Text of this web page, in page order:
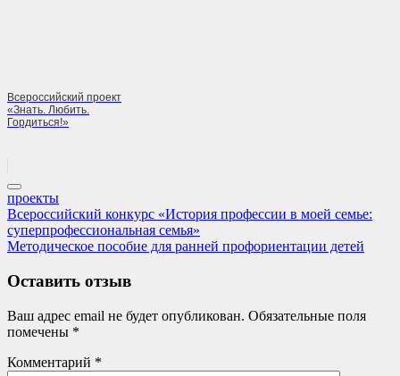
Всероссийский проект
«Знать. Любить.
Гордиться!»
проекты
Навигация
по
Previous
Post:
Всероссийский конкурс «История профессии в моей семье:
суперпрофессиональная семья»
Next
Методическое пособие для ранней профориентации детей
Оставить отзыв
Ваш адрес email не будет опубликован. Обязательные поля
помечены *
Комментарий *